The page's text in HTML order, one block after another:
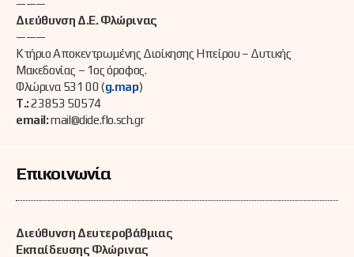
———
Διεύθυνση Δ.Ε. Φλώρινας
———
Κτήριο Αποκεντρωμένης Διοίκησης Ηπείρου – Δυτικής
Μακεδονίας – 1ος όροφος.
Φλώρινα 531 00 (g.map)
Τ.:23853 50574
email:mail@dide.flo.sch.gr
Επικοινωνία
Διεύθυνση Δευτεροβάθμιας
Εκπαίδευσης Φλώρινας